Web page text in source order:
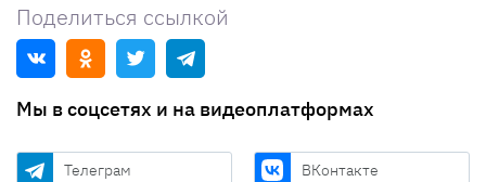
Поделиться ссылкой
Мы в соцсетях и на видеоплатформах
Телеграм ВКонтакте